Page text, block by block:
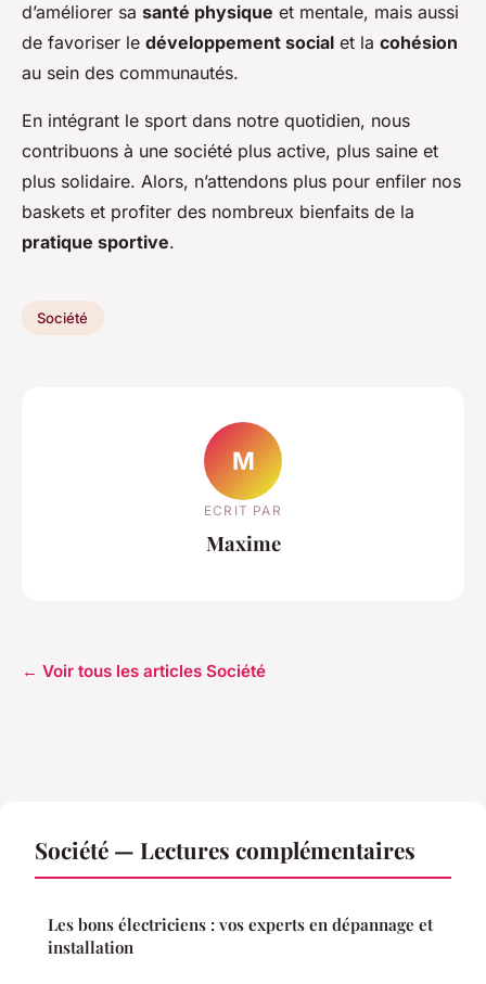
d’améliorer sa santé physique et mentale, mais aussi
de favoriser le développement social et la cohésion
au sein des communautés.
En intégrant le sport dans notre quotidien, nous
contribuons à une société plus active, plus saine et
plus solidaire. Alors, n’attendons plus pour enfiler nos
baskets et profiter des nombreux bienfaits de la
pratique sportive.
Société
M
ECRIT PAR
Maxime
← Voir tous les articles Société
Société — Lectures complémentaires
Les bons électriciens : vos experts en dépannage et
installation